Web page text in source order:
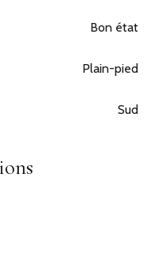
Bon état
Plain-pied
Sud